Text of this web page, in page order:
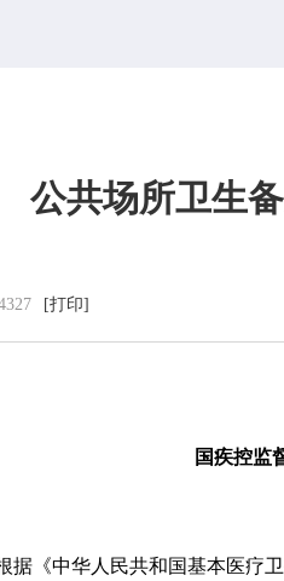
党建工作
理论学习
公共场所卫生
[打印]
国疾控监
据《中华人民共和国基本医疗